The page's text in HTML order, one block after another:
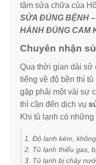
tâm sửa chữa của
SỬA ĐÚNG BỆNH
HÀNH ĐÚNG CAM
Chuyên nhận
Qua thời gian dài sử
tiếng về độ bền thì
gặp phải một vài sự
thì cần đến dịch vụ
Khi tủ lạnh có những
Độ lanh kém,
Tủ lạnh thiếu gas,
Tủ lạnh bị chảy